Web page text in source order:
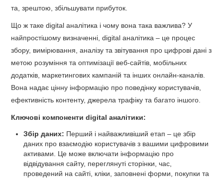
та, зрештою, збільшувати прибуток.
Що ж таке digital аналітика і чому вона така важлива? У
найпростішому визначенні, digital аналітика – це процес
збору, вимірювання, аналізу та звітування про цифрові дані з
метою розуміння та оптимізації веб-сайтів, мобільних
додатків, маркетингових кампаній та інших онлайн-каналів.
Вона надає цінну інформацію про поведінку користувачів,
ефективність контенту, джерела трафіку та багато іншого.
Ключові компоненти digital аналітики:
Збір даних: Перший і найважливіший етап – це збір
даних про взаємодію користувачів з вашими цифровими
активами. Це може включати інформацію про
відвідування сайту, переглянуті сторінки, час,
проведений на сайті, кліки, заповнені форми, покупки та